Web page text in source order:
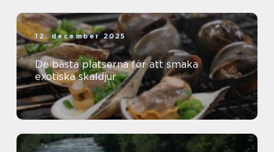
12. december 2025
De bästa platserna för att smaka
exotiska skaldjur